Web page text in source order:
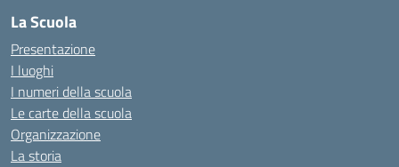
La Scuola
Presentazione
I luoghi
I numeri della scuola
Le carte della scuola
Organizzazione
La storia